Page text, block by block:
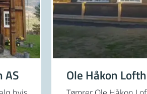
kanskje spørsmålet om hvem
har god kunnskap og
i bakhodet ved enkelt
AS Ole Håkon